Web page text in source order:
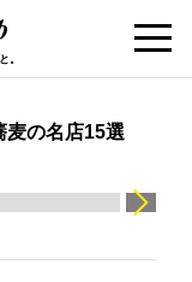
。
麦の名店15選